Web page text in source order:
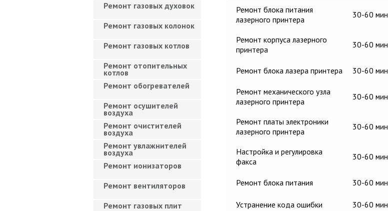
Ремонт блока питания
лазерного принтера
30-60 мин
Ремонт корпуса лазерного
принтера
30-60 мин
Ремонт блока лазера принтера 30-60 мин
Ремонт механического узла
лазерного принтера
30-60 мин
Ремонт платы электроники
лазерного принтера
30-60 мин
Настройка и регулировка
факса
30-60 мин
Ремонт блока питания 30-60 мин
Устранение кода ошибки 30-60 мин
Ремонт газовых духовок
Ремонт газовых колонок
Ремонт газовых котлов
Ремонт отопительных
котлов
Ремонт обогревателей
Ремонт осушителей
воздуха
Ремонт очистителей
воздуха
Ремонт увлажнителей
воздуха
Ремонт ионизаторов
Ремонт вентиляторов
Ремонт газовых плит